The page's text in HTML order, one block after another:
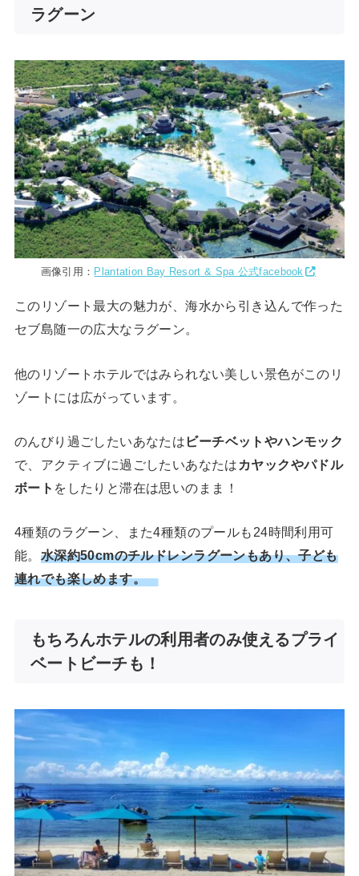
ラグーン
画像引用： Plantation Bay Resort & Spa 公式facebook
このリゾート最大の魅力が、海水から引き込んで作った
セブ島随一の広大なラグーン。
他のリゾートホテルではみられない美しい景色がこのリ
ゾートには広がっています。
のんびり過ごしたいあなたは ビーチベットやハンモック
で、アクティブに過ごしたいあなたは カヤックやパドル
ボート をしたりと滞在は思いのまま！
4種類のラグーン、また4種類のプールも24時間利用可
能。 水深約50cmのチルドレンラグーンもあり、子ども
連れでも楽しめます。
もちろんホテルの利用者のみ使えるプライ
ベートビーチも！